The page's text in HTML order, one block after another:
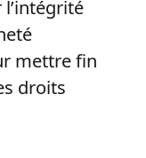
mettre fin
droits